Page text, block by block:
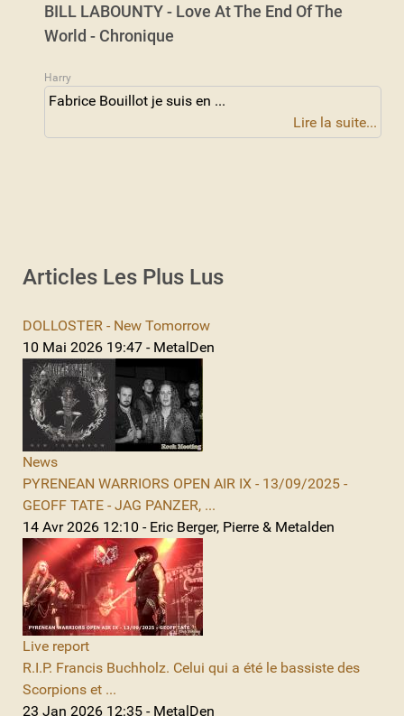
BILL LABOUNTY - Love At The End Of The
World - Chronique
Harry
Fabrice Bouillot je suis en ...
Lire la suite...
Articles Les Plus Lus
DOLLOSTER - New Tomorrow
10 Mai 2026 19:47 - MetalDen
News
PYRENEAN WARRIORS OPEN AIR IX - 13/09/2025 -
GEOFF TATE - JAG PANZER, ...
14 Avr 2026 12:10 - Eric Berger, Pierre & Metalden
Live report
R.I.P. Francis Buchholz. Celui qui a été le bassiste des
Scorpions et ...
23 Jan 2026 12:35 - MetalDen